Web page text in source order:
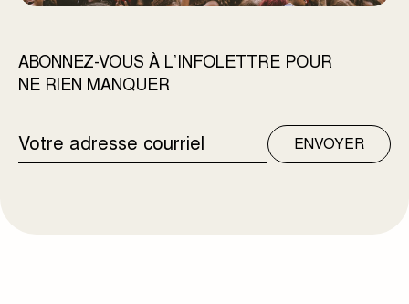
ABONNEZ-VOUS À L’INFOLETTRE POUR
NE RIEN MANQUER
ADRESSE
COURRIEL
ENVOYER